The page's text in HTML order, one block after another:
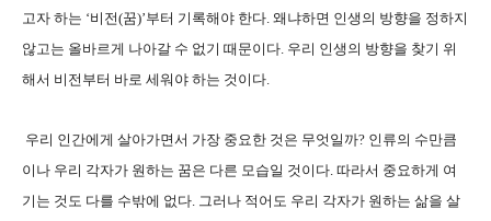
고자 하는 ‘비전(꿈)’부터 기록해야 한다. 왜냐하면 인생의 방향을 정하지
않고는 올바르게 나아갈 수 없기 때문이다. 우리 인생의 방향을 찾기 위
해서 비전부터 바로 세워야 하는 것이다.
우리 인간에게 살아가면서 가장 중요한 것은 무엇일까? 인류의 수만큼
이나 우리 각자가 원하는 꿈은 다른 모습일 것이다. 따라서 중요하게 여
기는 것도 다를 수밖에 없다. 그러나 적어도 우리 각자가 원하는 삶을 살